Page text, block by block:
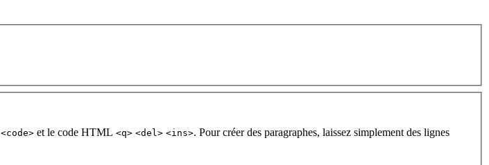
<code> et le code HTML <q> <del> <ins>. Pour créer des paragraphes, laissez simplement des lignes